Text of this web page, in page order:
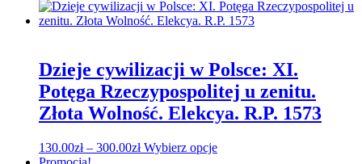
wybrać
na
Dzieje cywilizacji w Polsce: XI.
Potęga Rzeczypospolitej u zenitu.
Złota Wolność. Elekcya. R.P. 1573
130.00zł – 300.00złZakres
Wybierz opcjeTen